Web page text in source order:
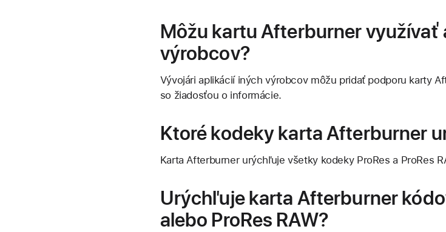
Môžu kartu Afterburner využívať
výrobcov?
Vývojári aplikácií iných výrobcov môžu pridať podporu karty
so žiadosťou o informácie.
Ktoré kodeky karta Afterburner
Karta Afterburner urýchľuje všetky kodeky ProRes a ProRes
Urýchľuje karta Afterburner
alebo ProRes RAW?